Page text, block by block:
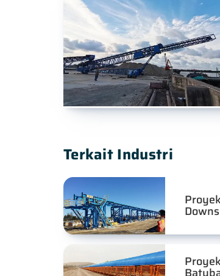
Terkait Industri
Downs